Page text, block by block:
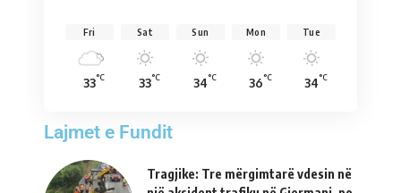
Fri
33°C
Sat
33°C
Sun
34°C
Mon
36°C
Tue
34°C
Lajmet e Fundit
Tragjike: Tre mërgimtarë vdesin në